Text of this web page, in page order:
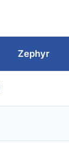
Zephyr